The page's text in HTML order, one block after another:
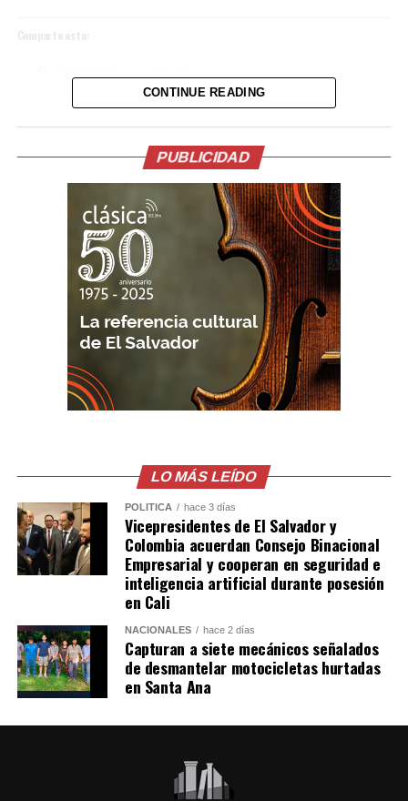
Comparte esto:
Me gusta esto:
CONTINUE READING
PUBLICIDAD
LO MÁS LEÍDO
POLÍTICA hace 3 días
Vicepresidentes de El Salvador y
Colombia acuerdan Consejo Binacional
Empresarial y cooperan en seguridad e
inteligencia artificial durante posesión
en Cali
NACIONALES hace 2 días
Capturan a siete mecánicos señalados
de desmantelar motocicletas hurtadas
en Santa Ana